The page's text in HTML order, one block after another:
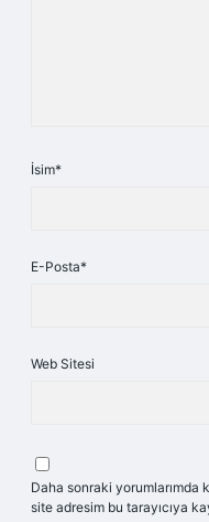
İsim*
E-Posta*
Web Sitesi
Daha sonraki yorumlarımda
site adresim bu tarayıcıya